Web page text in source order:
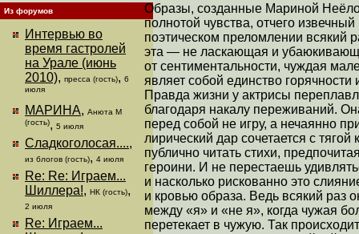
Из форумов
Интервью во
время гастролей
на Урале (июнь
2010), пресса (гость), 6
июля
МАРИНА, Анюта М
(гость), 5 июля
Сладкоголосая....,
из блогов (гость), 4 июля
Re: Re: Играем...
Шиллера!, НК (гость),
2 июля
Re: Играем...
Образы, созданные Мариной
полнотой чувства, отчего
поэтическом преломлении всякий
эта — не ласкающая и
от сентиментальности, чуждая
являет собой единство
Правда жизни у актрисы
благодаря накалу переживаний.
перед собой не игру, а нечаянно
лирический дар сочетается с
публично читать стихи,
героини. И не перестаешь
и насколько рискованно это
и кровью образа. Ведь всякий раз
между «я» и «не я», когда чужая
перетекает в чужую. Так